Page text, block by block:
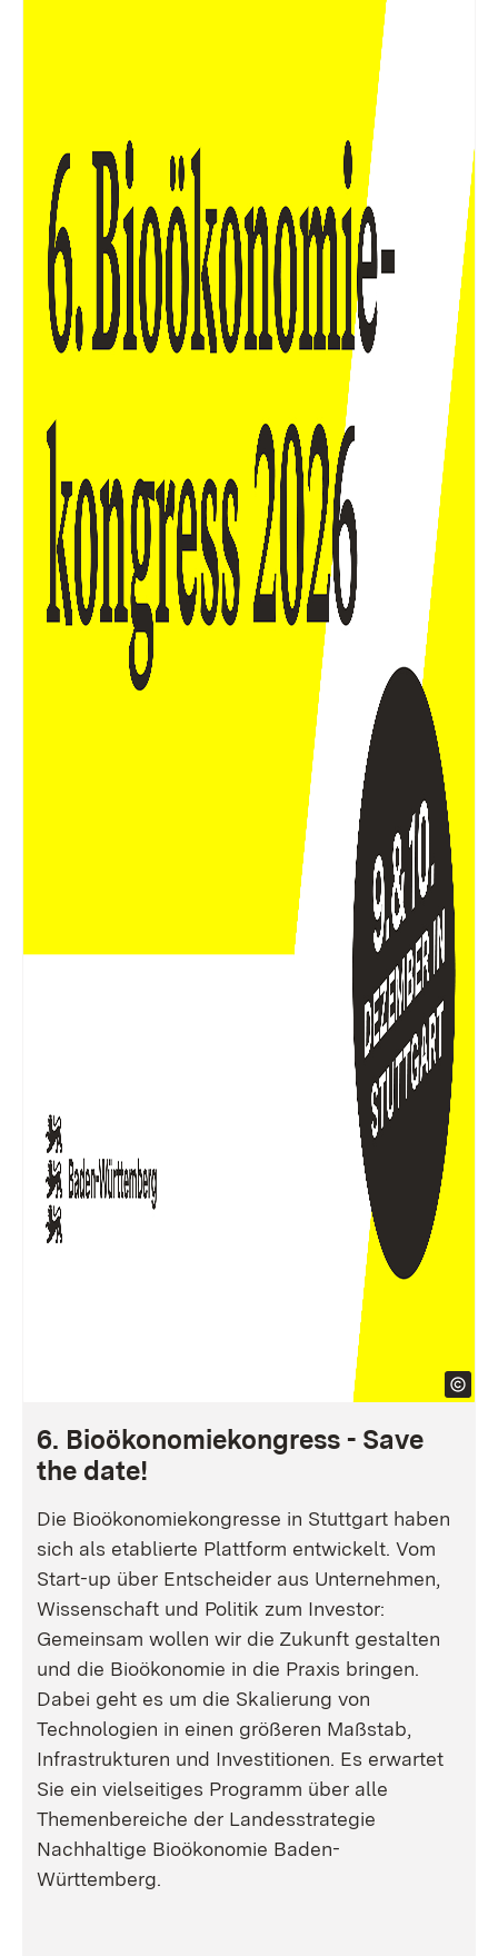
6. Bioökonomiekongress - Save
the date!
Die Bioökonomiekongresse in Stuttgart haben
sich als etablierte Plattform entwickelt. Vom
Start-up über Entscheider aus Unternehmen,
Wissenschaft und Politik zum Investor:
Gemeinsam wollen wir die Zukunft gestalten
und die Bioökonomie in die Praxis bringen.
Dabei geht es um die Skalierung von
Technologien in einen größeren Maßstab,
Infrastrukturen und Investitionen. Es erwartet
Sie ein vielseitiges Programm über alle
Themenbereiche der Landesstrategie
Nachhaltige Bioökonomie Baden-
Württemberg.